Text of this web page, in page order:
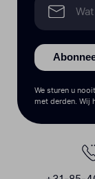
We sturen u
met derden. Wij